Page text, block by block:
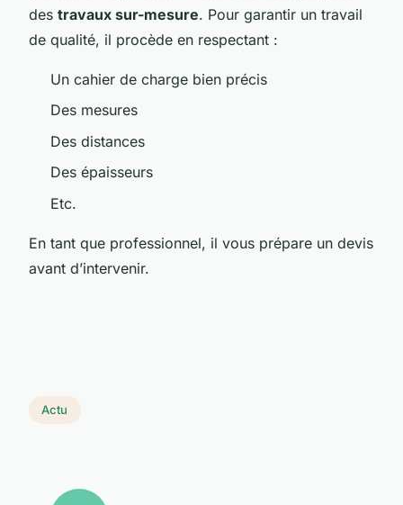
des travaux sur-mesure. Pour garantir un travail
de qualité, il procède en respectant :
Un cahier de charge bien précis
Des mesures
Des distances
Des épaisseurs
Etc.
En tant que professionnel, il vous prépare un devis
avant d’intervenir.
Actu